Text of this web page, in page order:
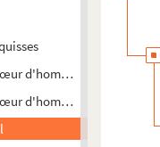
d'hommes
d'hommes - Esquisses